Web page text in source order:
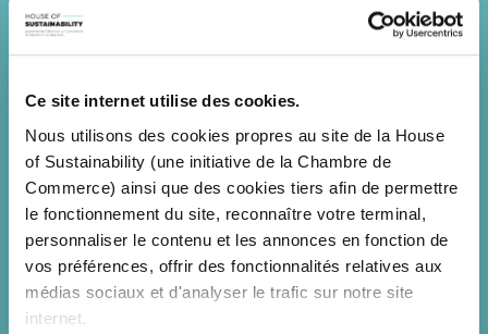
Ce site internet utilise des cookies.
Nous utilisons des cookies propres au site de la House
of Sustainability (une initiative de la Chambre de
Commerce) ainsi que des cookies tiers afin de permettre
le fonctionnement du site, reconnaître votre terminal,
personnaliser le contenu et les annonces en fonction de
vos préférences, offrir des fonctionnalités relatives aux
médias sociaux et d'analyser le trafic sur notre site
internet.
précises qui ont permis aux participants de
comprendre véritablement les tenants et
souligné dès son entrée en matière : « il s’agit ici d’un
véritable changement de paradigme » et les
entreprises doivent indéniablement s’y préparer.
Pour décrypter les normes ESRS, ce n’est autre que
Patrick de Cambourg, Président de l'EFRAG
Sustainability Reporting Board, qui a partagé des
précieuses explications sur la préparation à
l'implémentation des normes ESRS. Son discours